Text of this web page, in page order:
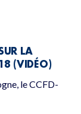
LA
(VIDÉO)
le CCFD-